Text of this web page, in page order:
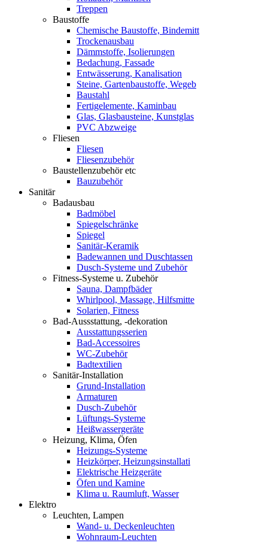
Treppen
Baustoffe
Chemische Baustoffe, Bindemitt
Trockenausbau
Dämmstoffe, Isolierungen
Bedachung, Fassade
Entwässerung, Kanalisation
Steine, Gartenbaustoffe, Wegeb
Baustahl
Fertigelemente, Kaminbau
Glas, Glasbausteine, Kunstglas
PVC Abzweige
Fliesen
Fliesen
Fliesenzubehör
Baustellenzubehör etc
Bauzubehör
Sanitär
Badausbau
Badmöbel
Spiegelschränke
Spiegel
Sanitär-Keramik
Badewannen und Duschtassen
Dusch-Systeme und Zubehör
Fitness-Systeme u. Zubehör
Sauna, Dampfbäder
Whirlpool, Massage, Hilfsmitte
Solarien, Fitness
Bad-Aussstattung, -dekoration
Ausstattungsserien
Bad-Accessoires
WC-Zubehör
Badtextilien
Sanitär-Installation
Grund-Installation
Armaturen
Dusch-Zubehör
Lüftungs-Systeme
Heißwassergeräte
Heizung, Klima, Öfen
Heizungs-Systeme
Heizkörper, Heizungsinstallati
Elektrische Heizgeräte
Öfen und Kamine
Klima u. Raumluft, Wasser
Elektro
Leuchten, Lampen
Wand- u. Deckenleuchten
Wohnraum-Leuchten